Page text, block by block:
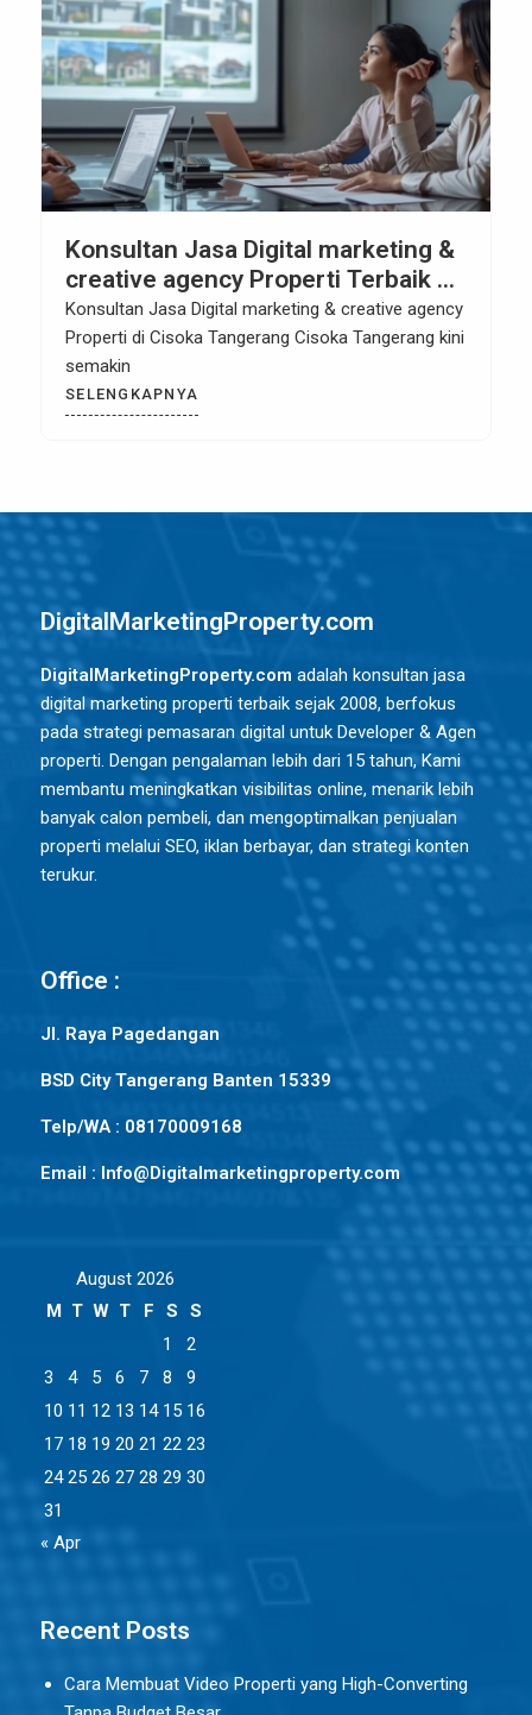
Konsultan Jasa Digital marketing &
creative agency Properti Terbaik di
Cisoka Tangerang
Konsultan Jasa Digital marketing & creative agency
Properti di Cisoka Tangerang Cisoka Tangerang kini
semakin
SELENGKAPNYA
DigitalMarketingProperty.com
DigitalMarketingProperty.com adalah konsultan jasa
digital marketing properti terbaik sejak 2008, berfokus
pada strategi pemasaran digital untuk Developer & Agen
properti. Dengan pengalaman lebih dari 15 tahun, Kami
membantu meningkatkan visibilitas online, menarik lebih
banyak calon pembeli, dan mengoptimalkan penjualan
properti melalui SEO, iklan berbayar, dan strategi konten
terukur.
Office :
Jl. Raya Pagedangan
BSD City Tangerang Banten 15339
Telp/WA : 08170009168
Email : Info@Digitalmarketingproperty.com
August 2026
M T W T F S
S
1
2
3
4 5 6 7 8
9
10 11 12 13 14 15 16
17 18 19 20 21 22 23
24 25 26 27 28 29 30
31
« Apr
Recent Posts
Cara Membuat Video Properti yang High-Converting